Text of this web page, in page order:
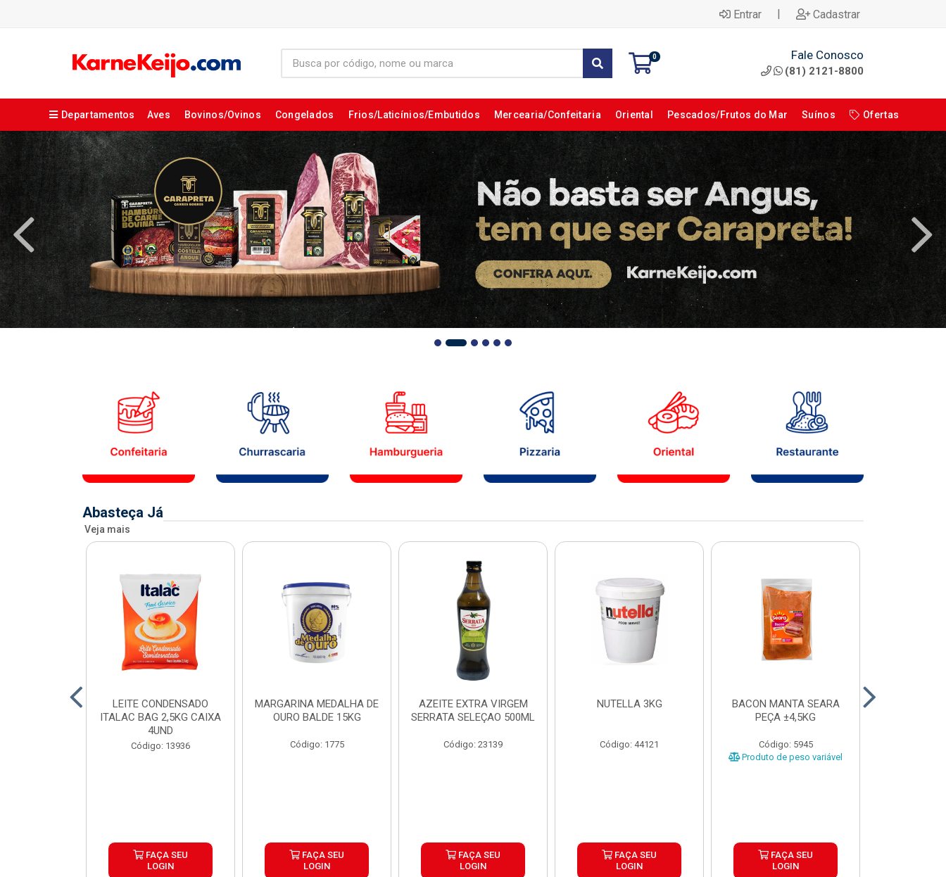
Entrar | Cadastrar
0 Fale Conosco
(81) 2121-8800
Departamentos Aves Bovinos/Ovinos Congelados Frios/Laticínios/Embutidos Mercearia/Confeitaria Oriental Pescados/Frutos do Mar Suínos Ofertas
Abasteça Já
Veja mais
LEITE CONDENSADO
ITALAC BAG 2,5KG CAIXA
4UND
Código: 13936
FAÇA SEU
LOGIN
MARGARINA MEDALHA DE
OURO BALDE 15KG
Código: 1775
FAÇA SEU
LOGIN
AZEITE EXTRA VIRGEM
SERRATA SELEÇAO 500ML
Código: 23139
FAÇA SEU
LOGIN
NUTELLA 3KG
Código: 44121
FAÇA SEU
LOGIN
BACON MANTA SEARA
PEÇA ±4,5KG
Código: 5945
Produto de peso variável
FAÇA SEU
LOGIN